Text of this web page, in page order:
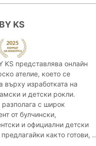
KS
KS представлява онлайн
ателие, което се
върху изработката на
и детски рокли.
с широк
от булчински,
и официални детски
както готови,